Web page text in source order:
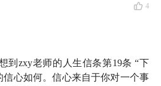
成其他资产？
4
到zxy老师的人生信条第19条 “下
信心如何。信心来自于你对一个事